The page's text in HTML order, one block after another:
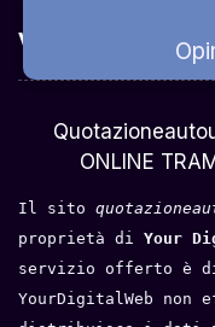
Valuta Per
ONLINE
Il sito
proprietà di Your
servizio offerto è di
YourDigitalWeb